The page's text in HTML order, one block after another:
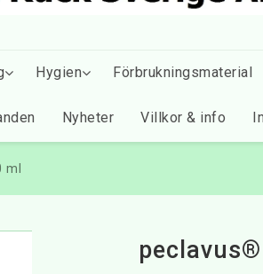
Hygien Förbrukningsmaterial
Nyheter Villkor & info
peclavus®